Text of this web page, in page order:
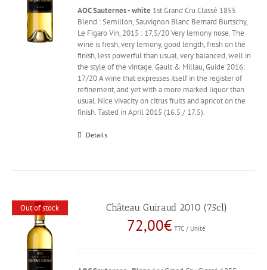
AOC Sauternes - white 1st Grand Cru Classé 1855
Blend : Semillon, Sauvignon Blanc Bernard Burtschy,
Le Figaro Vin, 2015 : 17,5/20 Very lemony nose. The
wine is fresh, very lemony, good length, fresh on the
finish, less powerful than usual, very balanced, well in
the style of the vintage. Gault & Millau, Guide 2016:
17/20 A wine that expresses itself in the register of
refinement, and yet with a more marked liquor than
usual. Nice vivacity on citrus fruits and apricot on the
finish. Tasted in April 2015 (16.5 / 17.5).
Details
Out of stock Château Guiraud 2010 (75cl)
72,00€ TTC / Unité